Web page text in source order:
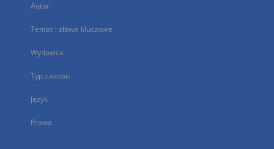
Autor
Temat i słowa kluczowe
Wydawca
Typ zasobu
Język
Prawa